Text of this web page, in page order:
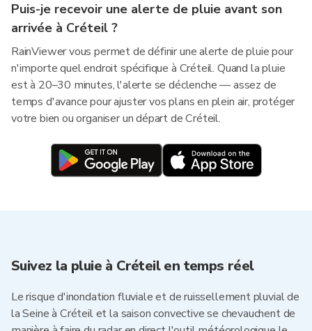
Puis-je recevoir une alerte de pluie avant son
arrivée à Créteil ?
RainViewer vous permet de définir une alerte de pluie pour
n'importe quel endroit spécifique à Créteil. Quand la pluie
est à 20–30 minutes, l'alerte se déclenche — assez de
temps d'avance pour ajuster vos plans en plein air, protéger
votre bien ou organiser un départ de Créteil.
Suivez la pluie à Créteil en temps réel
Le risque d'inondation fluviale et de ruissellement pluvial de
la Seine à Créteil et la saison convective se chevauchent de